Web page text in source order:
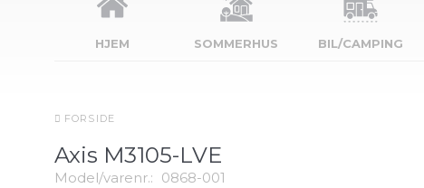
HJEM SOMMERHUS BIL/CAMPING
FORSIDE
Axis M3105-LVE
Model/varenr.: 0868-001